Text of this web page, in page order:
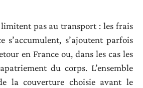
limitent pas au transport : les frais
s’accumulent, s’ajoutent parfois
en France ou, dans les cas les
du corps. L’ensemble
la couverture choisie avant le